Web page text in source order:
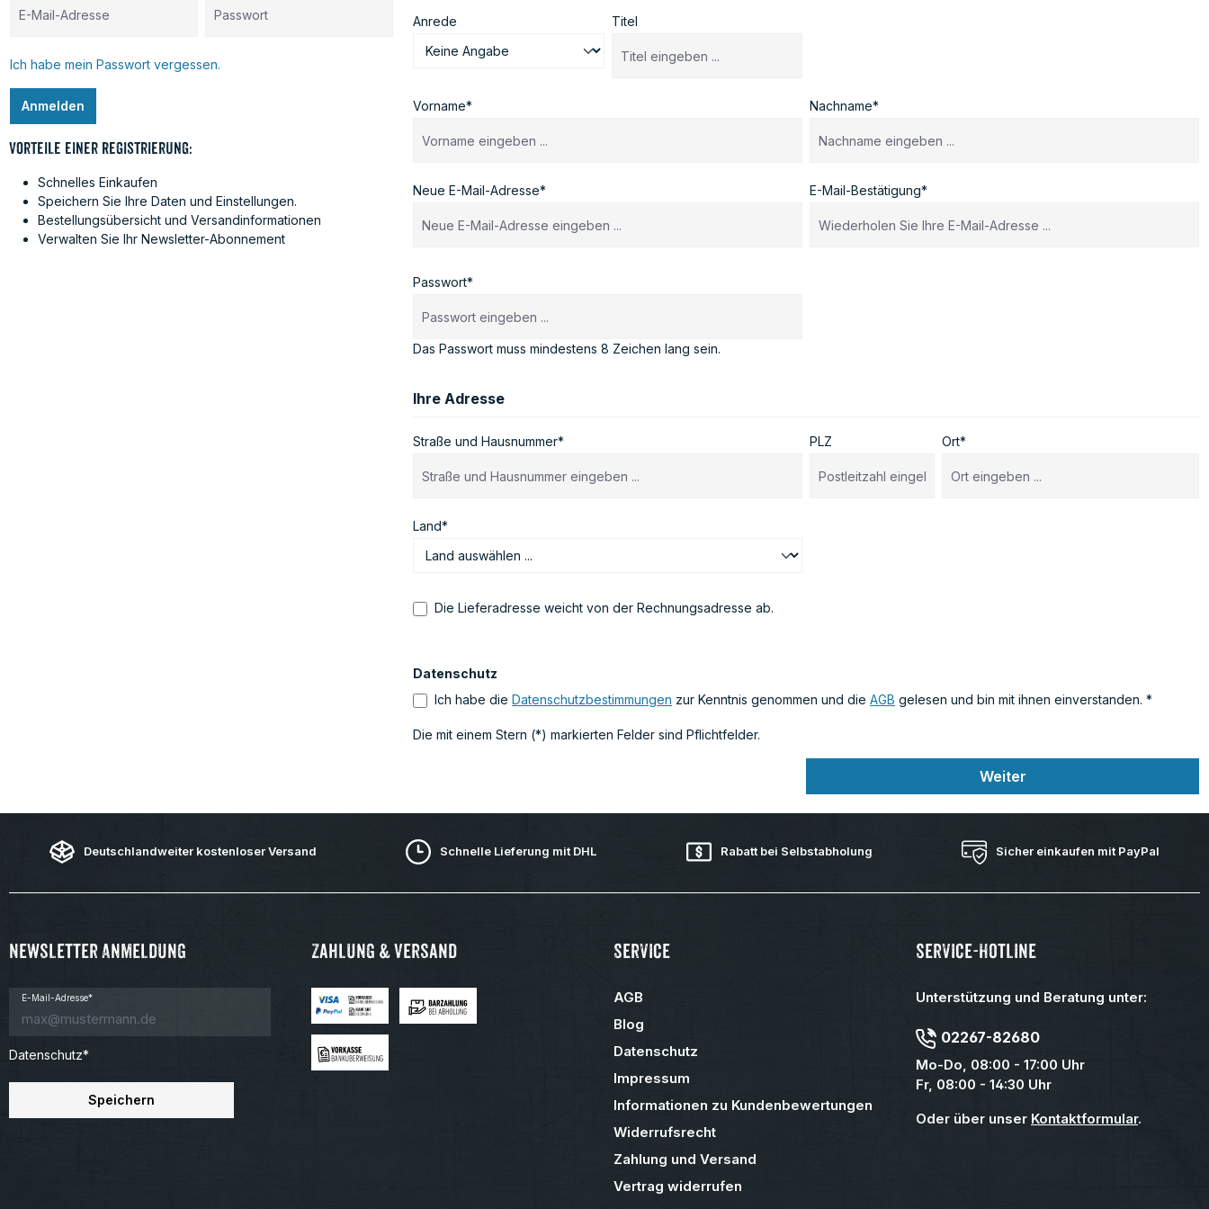
Ich habe mein Passwort vergessen.
Anmelden
Vorteile einer Registrierung:
Schnelles Einkaufen
Speichern Sie Ihre Daten und Einstellungen.
Bestellungsübersicht und Versandinformationen
Verwalten Sie Ihr Newsletter-Abonnement
Anrede Titel
Vorname* Nachname*
Neue E-Mail-Adresse* E-Mail-Bestätigung*
Passwort*
Das Passwort muss mindestens 8 Zeichen lang sein.
Ihre Adresse
Straße und Hausnummer* PLZ Ort*
Land*
Die Lieferadresse weicht von der Rechnungsadresse ab.
Datenschutz
Ich habe die Datenschutzbestimmungen zur Kenntnis genommen und die AGB gelesen und bin mit ihnen einverstanden. *
Die mit einem Stern (*) markierten Felder sind Pflichtfelder.
Weiter
Deutschlandweiter kostenloser Versand Schnelle Lieferung mit DHL Rabatt bei Selbstabholung Sicher einkaufen mit PayPal
Newsletter Anmeldung
E-Mail-Adresse*
Datenschutz*
Speichern
Zahlung & Versand Service
AGB
Blog
Datenschutz
Impressum
Informationen zu Kundenbewertungen
Widerrufsrecht
Zahlung und Versand
Vertrag widerrufen
Service-Hotline
Unterstützung und Beratung unter:
02267-82680
Mo-Do, 08:00 - 17:00 Uhr
Fr, 08:00 - 14:30 Uhr
Oder über unser Kontaktformular.